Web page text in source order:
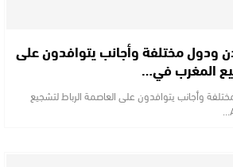
ودول مختلفة وأجانب يتوافدون على
المغرب في…
وأجانب يتوافدون على العاصمة الرباط لتشجيع